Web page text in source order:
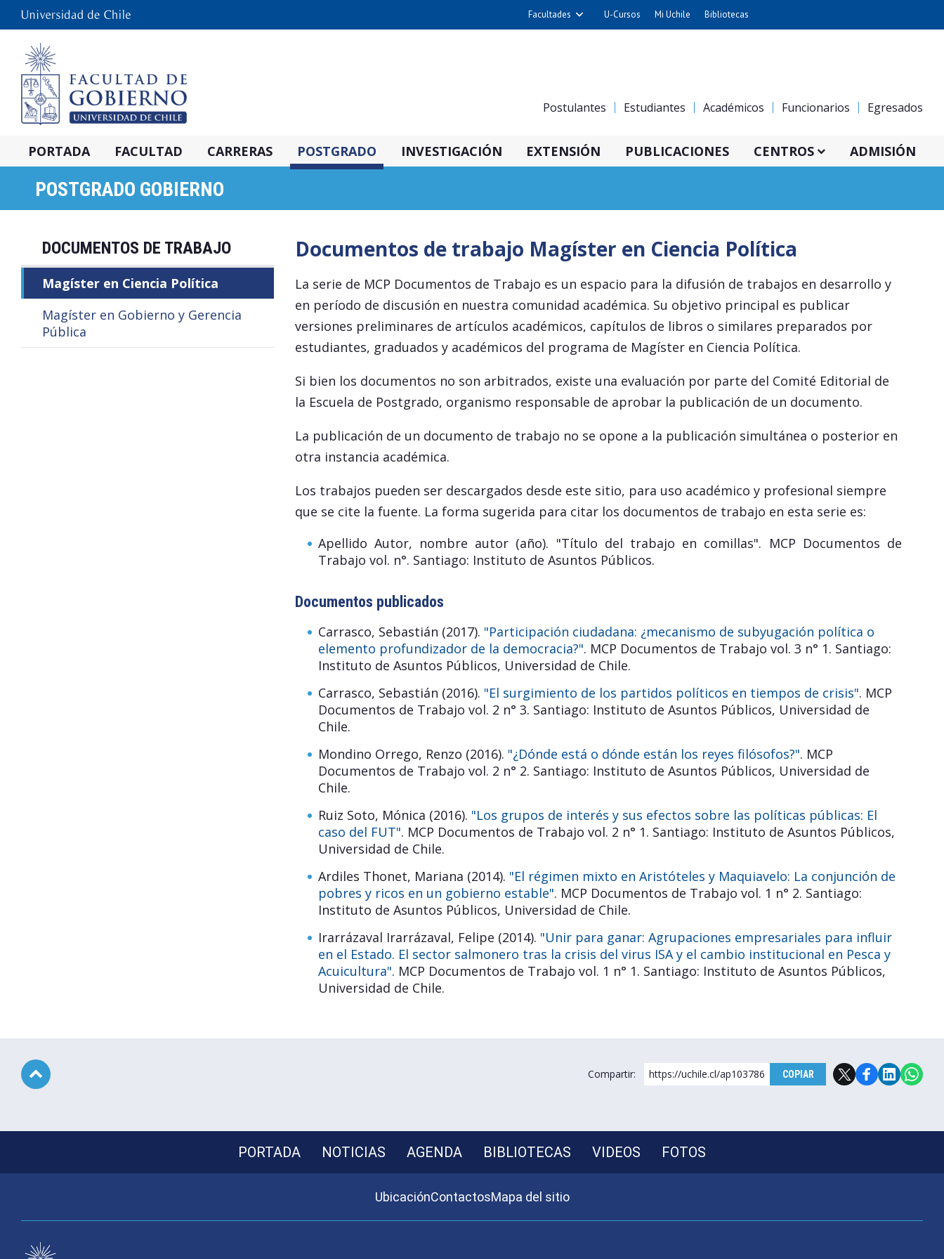
Facultades
Cs. Químicas y Farmacéuticas
Cs. Sociales
Derecho
Economía y Negocios
Nutrición y Tecnología de
Bachillerato
U-Cursos Mi Uchile Bibliotecas
Postulantes Estudiantes Académicos Funcionarios Egresados
PORTADA FACULTAD CARRERAS POSTGRADO INVESTIGACIÓN EXTENSIÓN PUBLICACIONES CENTROS ADMISIÓN
POSTGRADO GOBIERNO
DOCUMENTOS DE TRABAJO
Magíster en Ciencia Política
Magíster en Gobierno y Gerencia
Pública
Documentos de trabajo Magíster en Ciencia Política
La serie de MCP Documentos de Trabajo es un espacio para la difusión de trabajos en desarrollo y
en período de discusión en nuestra comunidad académica. Su objetivo principal es publicar
versiones preliminares de artículos académicos, capítulos de libros o similares preparados por
estudiantes, graduados y académicos del programa de Magíster en Ciencia Política.
Si bien los documentos no son arbitrados, existe una evaluación por parte del Comité Editorial de
la Escuela de Postgrado, organismo responsable de aprobar la publicación de un documento.
La publicación de un documento de trabajo no se opone a la publicación simultánea o posterior en
otra instancia académica.
Los trabajos pueden ser descargados desde este sitio, para uso académico y profesional siempre
que se cite la fuente. La forma sugerida para citar los documentos de trabajo en esta serie es:
Apellido Autor, nombre autor (año). "Título del trabajo en comillas". MCP Documentos de
Trabajo vol. n°. Santiago: Instituto de Asuntos Públicos.
Documentos publicados
Carrasco, Sebastián (2017). "Participación ciudadana: ¿mecanismo de subyugación política o
elemento profundizador de la democracia?". MCP Documentos de Trabajo vol. 3 n° 1. Santiago:
Instituto de Asuntos Públicos, Universidad de Chile.
Carrasco, Sebastián (2016). "El surgimiento de los partidos políticos en tiempos de crisis". MCP
Documentos de Trabajo vol. 2 n° 3. Santiago: Instituto de Asuntos Públicos, Universidad de
Chile.
Mondino Orrego, Renzo (2016). "¿Dónde está o dónde están los reyes filósofos?". MCP
Documentos de Trabajo vol. 2 n° 2. Santiago: Instituto de Asuntos Públicos, Universidad de
Chile.
Ruiz Soto, Mónica (2016). "Los grupos de interés y sus efectos sobre las políticas públicas: El
caso del FUT". MCP Documentos de Trabajo vol. 2 n° 1. Santiago: Instituto de Asuntos Públicos,
Universidad de Chile.
Ardiles Thonet, Mariana (2014). "El régimen mixto en Aristóteles y Maquiavelo: La conjunción de
pobres y ricos en un gobierno estable". MCP Documentos de Trabajo vol. 1 n° 2. Santiago:
Instituto de Asuntos Públicos, Universidad de Chile.
Irarrázaval Irarrázaval, Felipe (2014). "Unir para ganar: Agrupaciones empresariales para influir
en el Estado. El sector salmonero tras la crisis del virus ISA y el cambio institucional en Pesca y
Acuicultura". MCP Documentos de Trabajo vol. 1 n° 1. Santiago: Instituto de Asuntos Públicos,
Universidad de Chile.
Compartir: https://uchile.cl/ap103786 COPIAR
PORTADA NOTICIAS AGENDA BIBLIOTECAS VIDEOS FOTOS
UbicaciónContactosMapa del sitio